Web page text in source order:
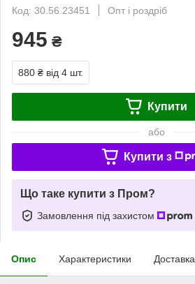
Код: 30.56.23451
Опт і роздріб
945 ₴
880 ₴ від 4 шт.
Купити
або
Купити з
Що таке купити з Пром?
Замовлення під захистом
Опис Характеристики Доставка